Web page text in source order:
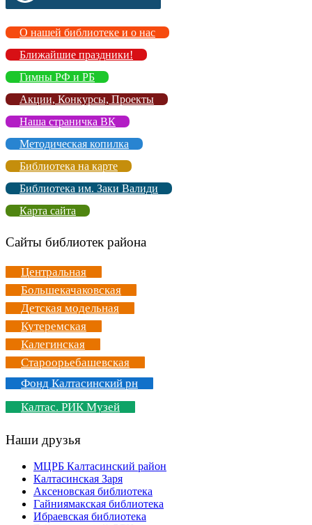
О нашей библиотеке и о нас
Ближайшие праздники!
Гимны РФ и РБ
Акции, Конкурсы, Проекты
Наша страничка ВК
Методическая копилка
Библиотека на карте
Библиотека им. Заки Валиди
Карта сайта
Сайты библиотек района
Центральная
Большекачаковская
Детская модельная
Кутеремская
Калегинская
Староорьебашевская
Фонд Калтасинский рн
Калтас. РИК Музей
Наши друзья
МЦРБ Калтасинский район
Калтасинская Заря
Аксеновская библиотека
Гайниямакская библиотека
Ибраевская библиотека